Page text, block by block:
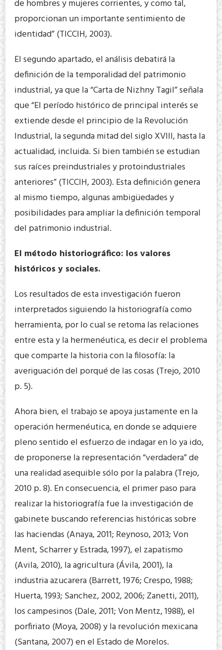
de hombres y mujeres corrientes, y como tal,
proporcionan un importante sentimiento de
identidad” (TICCIH, 2003).
El segundo apartado, el análisis debatirá la
definición de la temporalidad del patrimonio
industrial, ya que la “Carta de Nizhny Tagil” señala
que “El período histórico de principal interés se
extiende desde el principio de la Revolución
Industrial, la segunda mitad del siglo XVIII, hasta la
actualidad, incluida. Si bien también se estudian
sus raíces preindustriales y protoindustriales
anteriores” (TICCIH, 2003). Esta definición genera
al mismo tiempo, algunas ambigüedades y
posibilidades para ampliar la definición temporal
del patrimonio industrial.
El método historiográfico: los valores
históricos y sociales.
Los resultados de esta investigación fueron
interpretados siguiendo la historiografía como
herramienta, por lo cual se retoma las relaciones
entre esta y la hermenéutica, es decir el problema
que comparte la historia con la filosofía: la
averiguación del porqué de las cosas (Trejo, 2010
p. 5).
Ahora bien, el trabajo se apoya justamente en la
operación hermenéutica, en donde se adquiere
pleno sentido el esfuerzo de indagar en lo ya ido,
de proponerse la representación “verdadera” de
una realidad asequible sólo por la palabra (Trejo,
2010 p. 8). En consecuencia, el primer paso para
realizar la historiografía fue la investigación de
gabinete buscando referencias históricas sobre
las haciendas (Anaya, 2011; Reynoso, 2013; Von
Ment, Scharrer y Estrada, 1997), el zapatismo
(Avila, 2010), la agricultura (Ávila, 2001), la
industria azucarera (Barrett, 1976; Crespo, 1988;
Huerta, 1993; Sanchez, 2002, 2006; Zanetti, 2011),
los campesinos (Dale, 2011; Von Mentz, 1988), el
porfiriato (Moya, 2008) y la revolución mexicana
(Santana, 2007) en el Estado de Morelos.